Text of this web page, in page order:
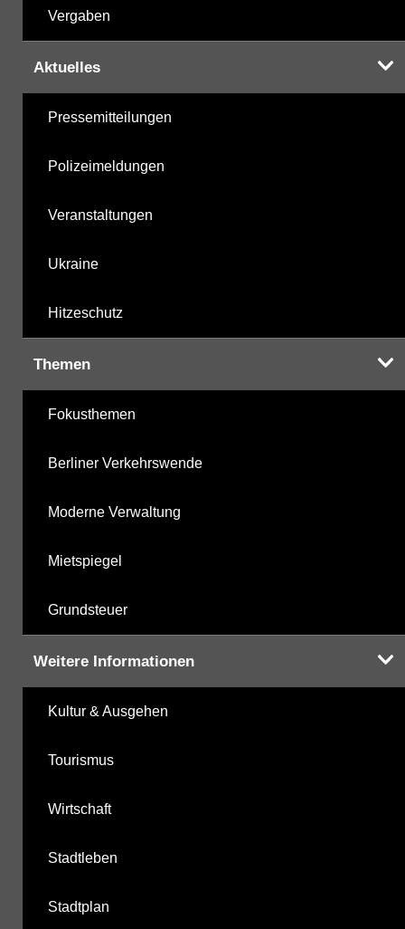
Vergaben
Aktuelles
Pressemitteilungen
Polizeimeldungen
Veranstaltungen
Ukraine
Hitzeschutz
Themen
Fokusthemen
Berliner Verkehrswende
Moderne Verwaltung
Mietspiegel
Grundsteuer
Weitere Informationen
Kultur & Ausgehen
Tourismus
Wirtschaft
Stadtleben
Stadtplan